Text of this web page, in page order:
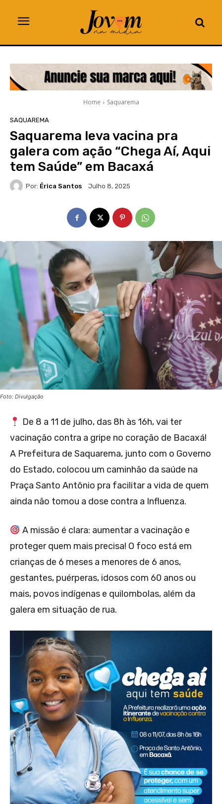
Home Saquarema
SAQUAREMA
Saquarema leva vacina pra
galera com ação “Chega Aí, Aqui
tem Saúde” em Bacaxá
Por: Érica Santos Julho 8, 2025
Foto: Divulgação
De 8 a 11 de julho, das 8h às 16h, vai ter
vacinação contra a gripe no coração de Bacaxá!
A Prefeitura de Saquarema, junto com o Governo
do Estado, colocou um caminhão da saúde na
Praça Santo Antônio pra facilitar a vida de quem
ainda não tomou a dose contra a Influenza.
A missão é clara: aumentar a vacinação e
proteger quem mais precisa! O foco está em
crianças de 6 meses a menores de 6 anos,
gestantes, puérperas, idosos com 60 anos ou
mais, povos indígenas e quilombolas, além da
galera em situação de rua.